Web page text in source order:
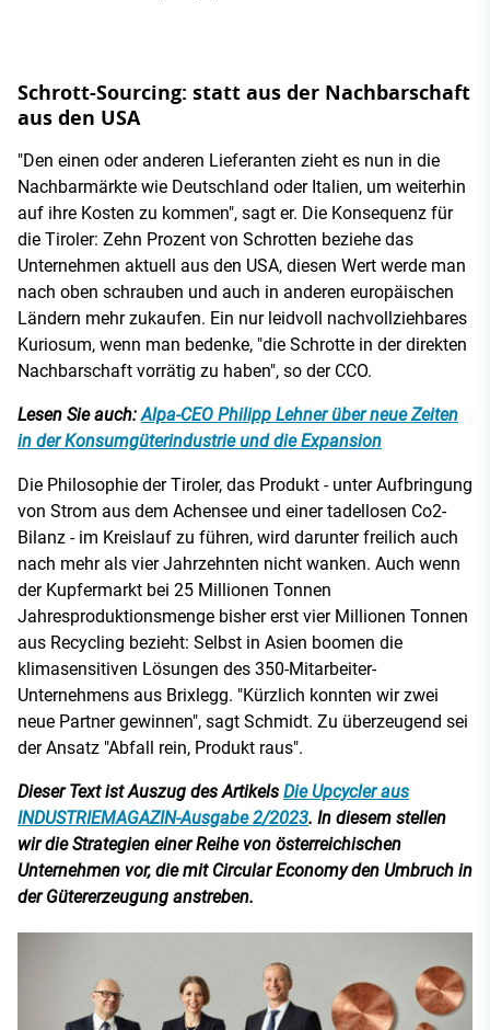
Schrott-Sourcing: statt aus der Nachbarschaft
aus den USA
"Den einen oder anderen Lieferanten zieht es nun in die
Nachbarmärkte wie Deutschland oder Italien, um weiterhin
auf ihre Kosten zu kommen", sagt er. Die Konsequenz für
die Tiroler: Zehn Prozent von Schrotten beziehe das
Unternehmen aktuell aus den USA, diesen Wert werde man
nach oben schrauben und auch in anderen europäischen
Ländern mehr zukaufen. Ein nur leidvoll nachvollziehbares
Kuriosum, wenn man bedenke, "die Schrotte in der direkten
Nachbarschaft vorrätig zu haben", so der CCO.
Lesen Sie auch:Alpa-CEO Philipp Lehner über neue Zeiten
in der Konsumgüterindustrie und die Expansion
Die Philosophie der Tiroler, das Produkt - unter Aufbringung
von Strom aus dem Achensee und einer tadellosen Co2-
Bilanz - im Kreislauf zu führen, wird darunter freilich auch
nach mehr als vier Jahrzehnten nicht wanken. Auch wenn
der Kupfermarkt bei 25 Millionen Tonnen
Jahresproduktionsmenge bisher erst vier Millionen Tonnen
aus Recycling bezieht: Selbst in Asien boomen die
klimasensitiven Lösungen des 350-Mitarbeiter-
Unternehmens aus Brixlegg. "Kürzlich konnten wir zwei
neue Partner gewinnen", sagt Schmidt. Zu überzeugend sei
der Ansatz "Abfall rein, Produkt raus".
Dieser Text ist Auszug des Artikels Die Upcycler aus
INDUSTRIEMAGAZIN-Ausgabe 2/2023. In diesem stellen
wir die Strategien einer Reihe von österreichischen
Unternehmen vor, die mit Circular Economy den Umbruch in
der Gütererzeugung anstreben.